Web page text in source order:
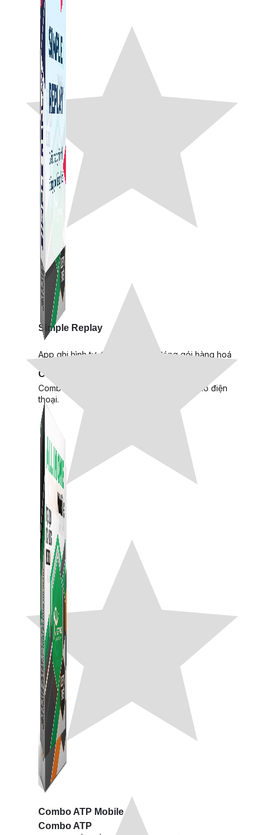
Combo ATP Mobile
Combo phần mềm mềm Marketing dành cho điện
thoại.
Combo ATP
Simple Replay
App ghi hình tự động quy trình đóng gói hàng hoá
Combo ATP Mobile